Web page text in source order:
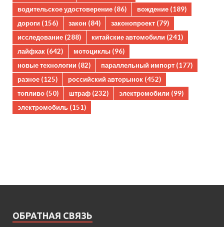
водительское удостоверение (86) вождение (189)
дороги (156) закон (84) законопроект (79)
исследование (288) китайские автомобили (241)
лайфхак (642) мотоциклы (96)
новые технологии (82) параллельный импорт (177)
разное (125) российский авторынок (452)
топливо (50) штраф (232) электромобили (99)
электромобиль (151)
ОБРАТНАЯ СВЯЗЬ